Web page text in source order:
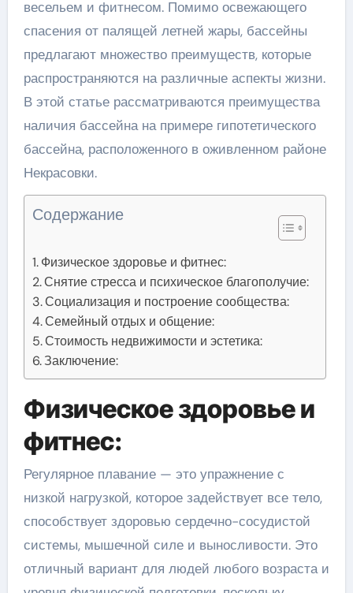
весельем и фитнесом. Помимо освежающего
спасения от палящей летней жары, бассейны
предлагают множество преимуществ, которые
распространяются на различные аспекты жизни.
В этой статье рассматриваются преимущества
наличия бассейна на примере гипотетического
бассейна, расположенного в оживленном районе
Некрасовки.
Содержание
Физическое здоровье и фитнес:
Снятие стресса и психическое благополучие:
Социализация и построение сообщества:
Семейный отдых и общение:
Стоимость недвижимости и эстетика:
Заключение:
Физическое здоровье и
фитнес:
Регулярное плавание — это упражнение с
низкой нагрузкой, которое задействует все тело,
способствует здоровью сердечно-сосудистой
системы, мышечной силе и выносливости. Это
отличный вариант для людей любого возраста и